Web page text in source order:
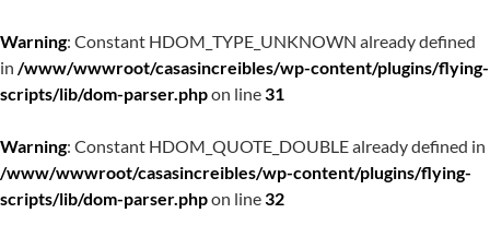
Warning: Constant HDOM_TYPE_UNKNOWN already defined
in /www/wwwroot/casasincreibles/wp-content/plugins/flying-
scripts/lib/dom-parser.phpon line31
Warning: Constant HDOM_QUOTE_DOUBLE already defined in
/www/wwwroot/casasincreibles/wp-content/plugins/flying-
scripts/lib/dom-parser.phpon line32